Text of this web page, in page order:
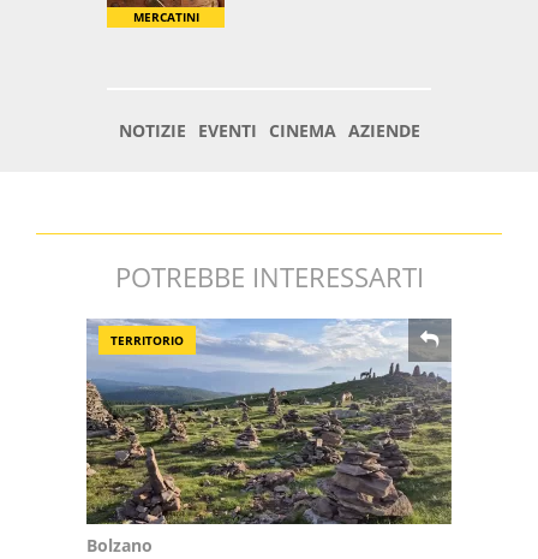
POTREBBE INTERESSARTI
TERRITORIO
Bolzano